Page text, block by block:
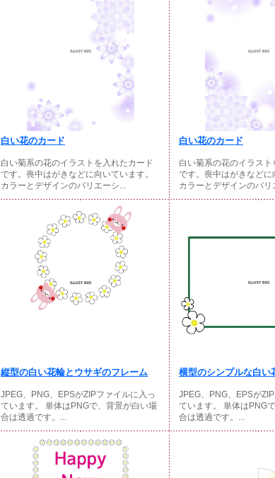
白い花のカード
白い菊系の花のイラストを入れたカード
です。喪中はがきなどに向いています。
カラーとデザインのバリエーシ...
白い花のカード
白い菊系の花のイラスト
です。喪中はがきなどに
カラーとデザインのバリ
縦型の白い花輪とウサギのフレーム
JPEG、PNG、EPSがZIPファイルに入っ
ています。 単体はPNGで、背景が白い場
合は透過です。...
横型のシンプルな白い
JPEG、PNG、EPSが
ています。 単体はPNG
合は透過です。...